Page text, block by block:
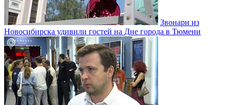
Звонари из
Новосибирска удивили гостей на Дне города в Тюмени